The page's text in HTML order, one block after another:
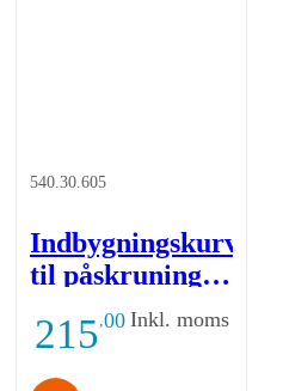
Indbygningskurv
til påskruning -
335x115x100 -
Hvid
540.30.605
215 00 Inkl. moms